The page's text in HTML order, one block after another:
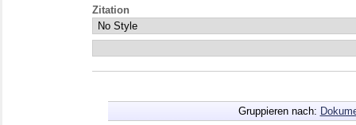
Zitation
Gruppieren nach: